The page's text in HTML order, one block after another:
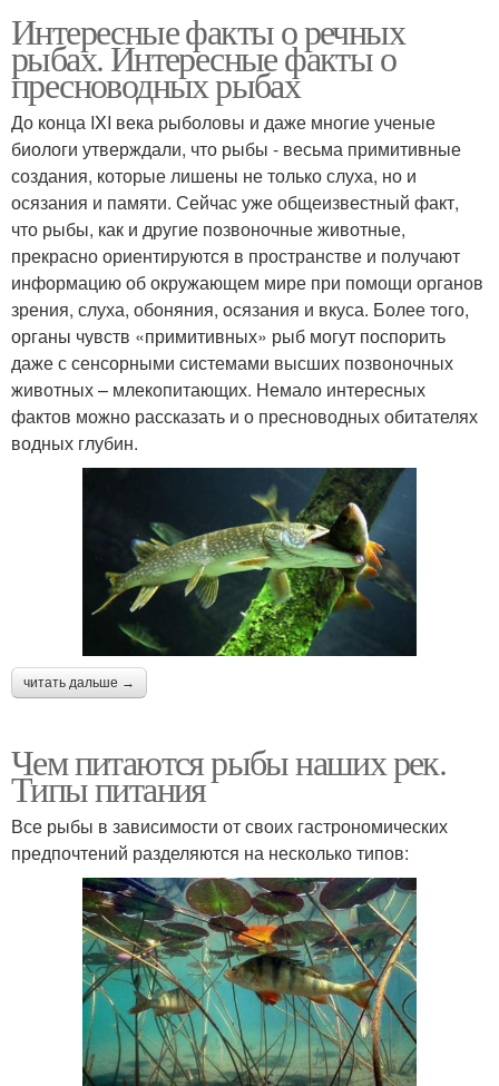
Интересные факты о речных
рыбах. Интересные факты о
пресноводных рыбах
До конца IXI века рыболовы и даже многие ученые
биологи утверждали, что рыбы - весьма примитивные
создания, которые лишены не только слуха, но и
осязания и памяти. Сейчас уже общеизвестный факт,
что рыбы, как и другие позвоночные животные,
прекрасно ориентируются в пространстве и получают
информацию об окружающем мире при помощи органов
зрения, слуха, обоняния, осязания и вкуса. Более того,
органы чувств «примитивных» рыб могут поспорить
даже с сенсорными системами высших позвоночных
животных – млекопитающих. Немало интересных
фактов можно рассказать и о пресноводных обитателях
водных глубин.
читать дальше →
Чем питаются рыбы наших рек.
Типы питания
Все рыбы в зависимости от своих гастрономических
предпочтений разделяются на несколько типов: